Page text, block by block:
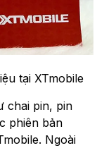
tại XTmobile
chai pin, pin
phiên bản
Ngoài